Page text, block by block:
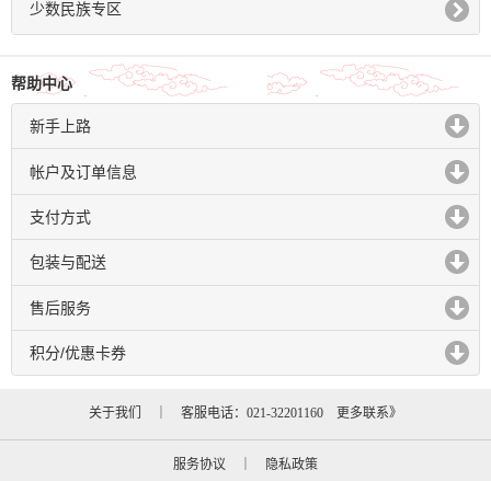
少数民族专区
帮助中心
新手上路
click to expand contents
帐户及订单信息
click to expand contents
支付方式
click to expand contents
包装与配送
click to expand contents
售后服务
click to expand contents
积分/优惠卡券
click to expand contents
关于我们 ｜ 客服电话：021-32201160 更多联系》
服务协议 隐私政策